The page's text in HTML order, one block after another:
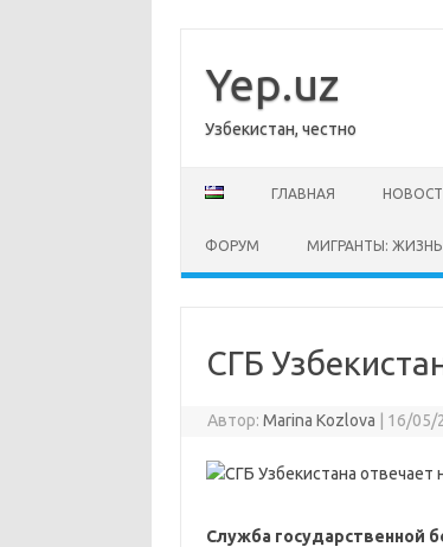
содержимому
Yep.uz
Узбекистан, честно
ГЛАВНАЯ
ФОРУМ МИГРАНТЫ: ЖИЗНЬ
СГБ
Автор: Marina Kozlova 16/05/
Служба государственной